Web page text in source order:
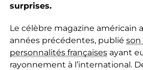
surprises.
Le célèbre magazine américain
années précédentes, publié son
personnalités françaisesayant
rayonnement à l’international.